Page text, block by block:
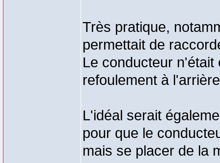
Très pratique,
permettait de
Le conducteur
refoulement à
L'idéal serait
pour que le
mais se placer de la